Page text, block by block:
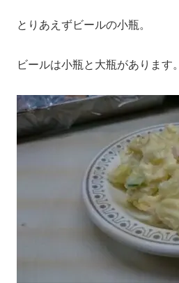
とりあえずビールの小瓶。
ビールは小瓶と大瓶があります。